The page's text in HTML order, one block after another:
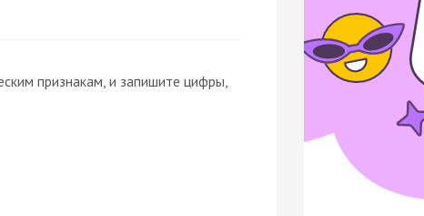
признакам, и запишите цифры,